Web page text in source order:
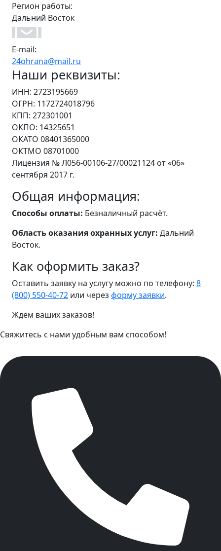
Регион работы:
Дальний Восток
E-mail:
24ohrana@mail.ru
Наши реквизиты:
ИНН: 2723195669
ОГРН: 1172724018796
КПП: 272301001
ОКПО: 14325651
ОКАТО 08401365000
ОКТМО 08701000
Лицензия № Л056-00106-27/00021124 от «06»
сентября 2017 г.
Общая информация:
Способы оплаты: Безналичный расчёт.
Область оказания охранных услуг: Дальний
Восток.
Как оформить заказ?
Оставить заявку на услугу можно по телефону: 8
(800) 550-40-72 или через форму заявки.
Ждём ваших заказов!
Свяжитесь с нами удобным вам способом!